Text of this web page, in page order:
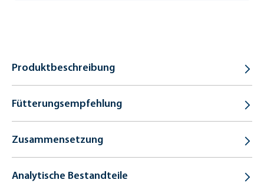
Produktbeschreibung
Fütterungsempfehlung
Zusammensetzung
Analytische Bestandteile